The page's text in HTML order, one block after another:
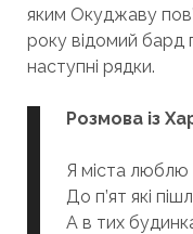
яким Окуджаву
року відомий бард
наступні рядки.
Розмова із
Я міста люблю
До п’ят які
А в тих